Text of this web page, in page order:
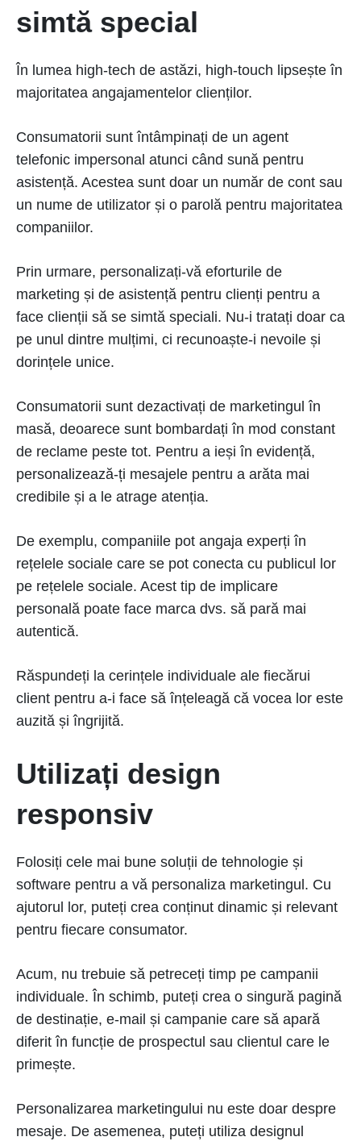
simtă special
În lumea high-tech de astăzi, high-touch lipsește în
majoritatea angajamentelor clienților.
Consumatorii sunt întâmpinați de un agent
telefonic impersonal atunci când sună pentru
asistență. Acestea sunt doar un număr de cont sau
un nume de utilizator și o parolă pentru majoritatea
companiilor.
Prin urmare, personalizați-vă eforturile de
marketing și de asistență pentru clienți pentru a
face clienții să se simtă speciali. Nu-i tratați doar ca
pe unul dintre mulțimi, ci recunoaște-i nevoile și
dorințele unice.
Consumatorii sunt dezactivați de marketingul în
masă, deoarece sunt bombardați în mod constant
de reclame peste tot. Pentru a ieși în evidență,
personalizează-ți mesajele pentru a arăta mai
credibile și a le atrage atenția.
De exemplu, companiile pot angaja experți în
rețelele sociale care se pot conecta cu publicul lor
pe rețelele sociale. Acest tip de implicare
personală poate face marca dvs. să pară mai
autentică.
Răspundeți la cerințele individuale ale fiecărui
client pentru a-i face să înțeleagă că vocea lor este
auzită și îngrijită.
Utilizați design
responsiv
Folosiți cele mai bune soluții de tehnologie și
software pentru a vă personaliza marketingul. Cu
ajutorul lor, puteți crea conținut dinamic și relevant
pentru fiecare consumator.
Acum, nu trebuie să petreceți timp pe campanii
individuale. În schimb, puteți crea o singură pagină
de destinație, e-mail și campanie care să apară
diferit în funcție de prospectul sau clientul care le
primește.
Personalizarea marketingului nu este doar despre
mesaje. De asemenea, puteți utiliza designul